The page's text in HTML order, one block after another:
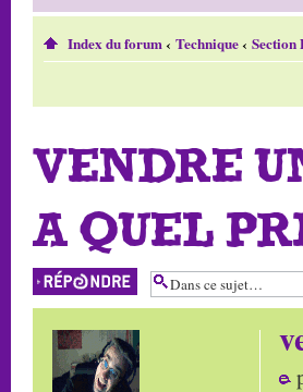
Index du forum‹ Technique‹ Section
VENDRE
A QUEL
Répondre